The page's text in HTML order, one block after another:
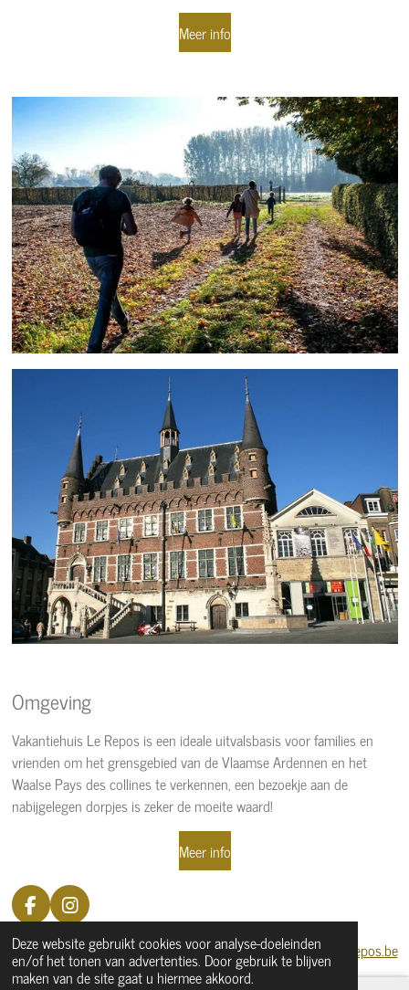
Deze website gebruikt cookies voor analyse-doeleinden
en/of het tonen van advertenties. Door gebruik te blijven
maken van de site gaat u hiermee akkoord.
Meer info
Omgeving
Vakantiehuis Le Repos is een ideale uitvalsbasis voor families en
vrienden om het grensgebied van de Vlaamse Ardennen en het
Waalse Pays des collines te verkennen, een bezoekje aan de
nabijgelegen dorpjes is zeker de moeite waard!
Meer info
F
a
c
e
b
I
n
s
t
a
info@lerepos.be